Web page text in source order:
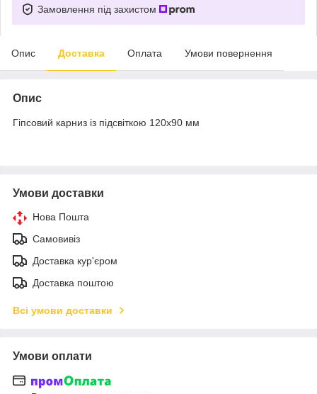
Замовлення під захистом
Опис Доставка Оплата Умови повернення
Опис
Гіпсовий карниз із підсвіткою 120х90 мм
Умови доставки
Нова Пошта
Самовивіз
Доставка кур'єром
Доставка поштою
Всі умови доставки
Умови оплати